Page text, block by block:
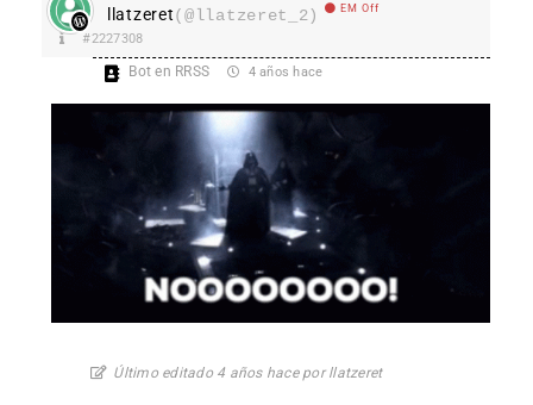
llatzeret(@llatzeret_2) EM Off
#2227308
Bot en RRSS 4 años hace
Último editado 4 años hace por llatzeret